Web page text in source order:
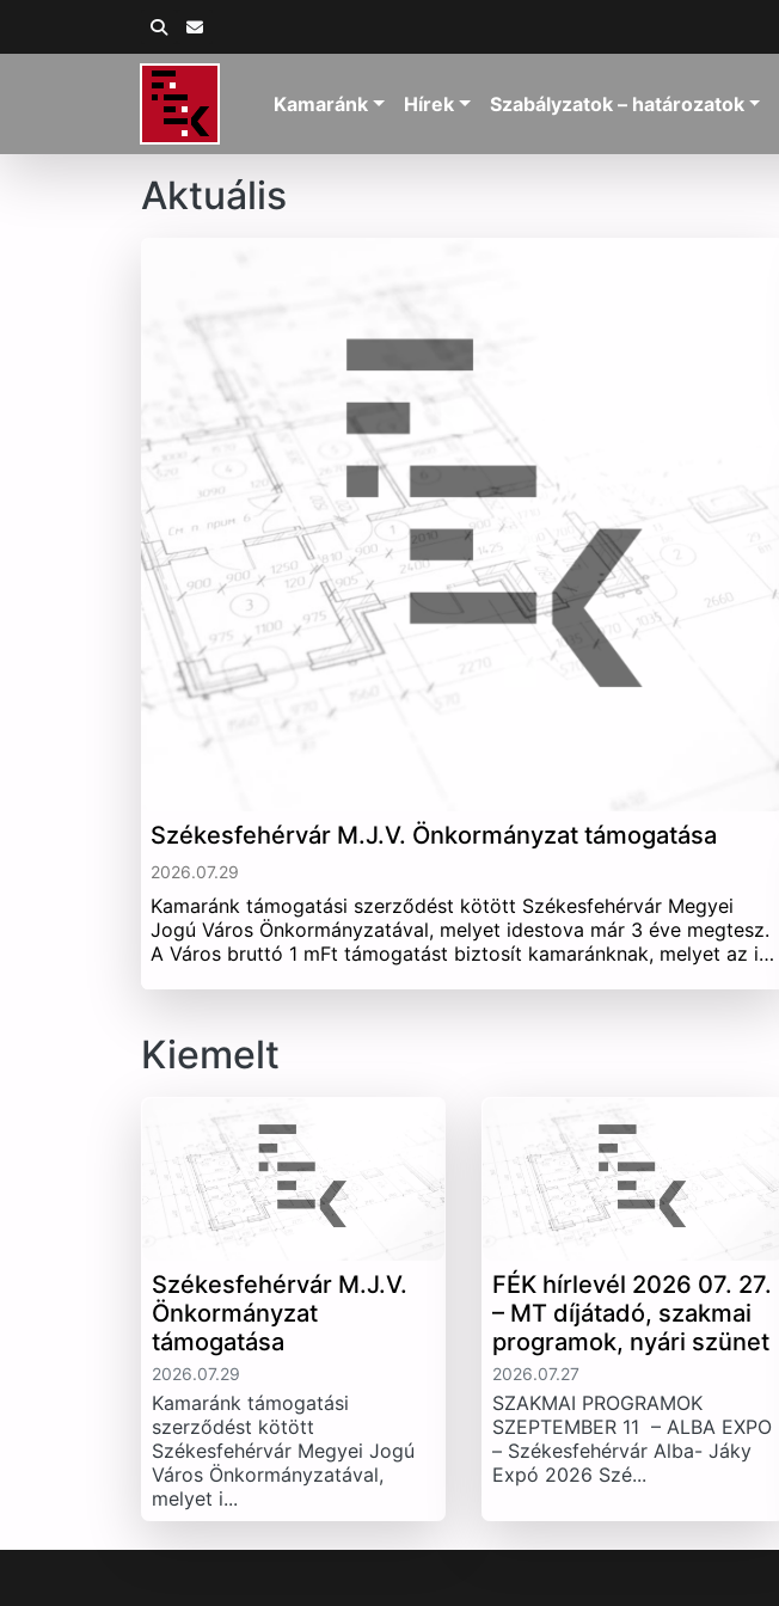
Kamaránk Hírek Szabályzatok – határozatok
Aktuális
Székesfehérvár M.J.V. Önkormányzat támogatása
2026.07.29
Kamaránk támogatási szerződést kötött Székesfehérvár Megyei
Jogú Város Önkormányzatával, melyet idestova már 3 éve megtesz.
A Város bruttó 1 mFt támogatást biztosít kamaránknak, melyet az i…
Kiemelt
Székesfehérvár M.J.V.
Önkormányzat
támogatása
2026.07.29
Kamaránk támogatási
szerződést kötött
Székesfehérvár Megyei Jogú
Város Önkormányzatával,
melyet i...
FÉK hírlevél 2026 07. 27.
– MT díjátadó, szakmai
programok, nyári szünet
2026.07.27
SZAKMAI PROGRAMOK
SZEPTEMBER 11 – ALBA EXPO
– Székesfehérvár Alba- Jáky
Expó 2026 Szé...